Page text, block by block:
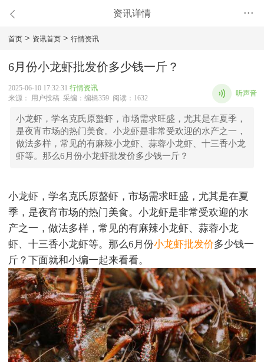
资讯详情 •••
首页 > 资讯首页 > 行情资讯
6月份小龙虾批发价多少钱一斤？
2025-06-10 17:32:31 行情资讯
来源： 用户投稿 采编：编辑359 阅读：1632
听声音
小龙虾，学名克氏原螯虾，市场需求旺盛，尤其是在夏季，
是夜宵市场的热门美食。小龙虾是非常受欢迎的水产之一，
做法多样，常见的有麻辣小龙虾、蒜蓉小龙虾、十三香小龙
虾等。那么6月份小龙虾批发价多少钱一斤？
小龙虾，学名克氏原螯虾，市场需求旺盛，尤其是在夏
季，是夜宵市场的热门美食。小龙虾是非常受欢迎的水
产之一，做法多样，常见的有麻辣小龙虾、蒜蓉小龙
虾、十三香小龙虾等。那么6月份小龙虾批发价多少钱一
斤？下面就和小编一起来看看。